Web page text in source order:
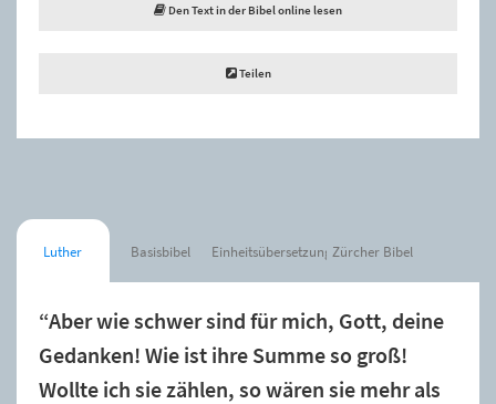
Den Text in der Bibel online lesen
Teilen
Luther Basisbibel Einheitsübersetzung Zürcher Bibel
“Aber wie schwer sind für mich, Gott, deine
Gedanken! Wie ist ihre Summe so groß!
Wollte ich sie zählen, so wären sie mehr als